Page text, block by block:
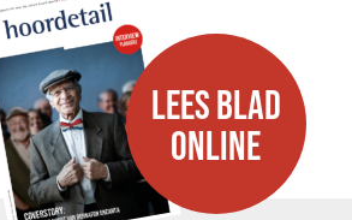
LEES BLAD
ONLINE